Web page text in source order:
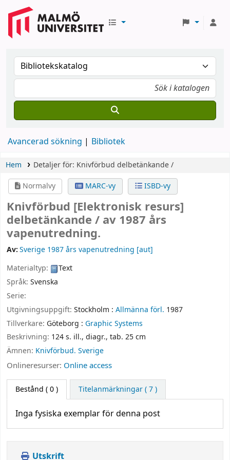
Avancerad sökning Bibliotek
Hem Detaljer för: Knivförbud delbetänkande /
Normalvy
MARC-vy ISBD-vy
Knivförbud [Elektronisk resurs]
delbetänkande / av 1987 års
vapenutredning.
Av:Sverige 1987 års vapenutredning [aut]
Materialtyp:
Text
Språk: Svenska
Serie:
Utgivningsuppgift: Stockholm : Allmänna förl. 1987
Tillverkare: Göteborg : Graphic Systems
Beskrivning: 124 s. ill., diagr., tab. 25 cm
Ämnen: Knivförbud. Sverige
Onlineresurser: Online access
Bestånd ( 0 ) Titelanmärkningar ( 7 )
Inga fysiska exemplar för denna post
Utskrift